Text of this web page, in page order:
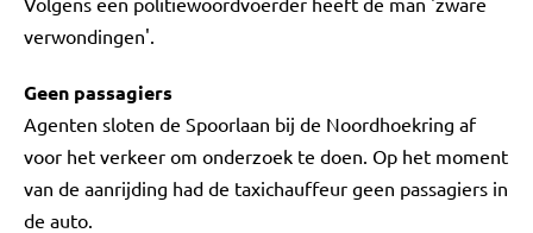
verwondingen'.
Geen passagiers
Agenten sloten de Spoorlaan bij de Noordhoekring af
voor het verkeer om onderzoek te doen. Op het moment
van de aanrijding had de taxichauffeur geen passagiers in
de auto.